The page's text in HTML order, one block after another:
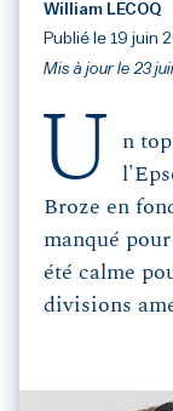
William LECOQ
Publié le 19 juin
Mis à jour le 23
U
n
Broze en
manqué
été calme
divisions